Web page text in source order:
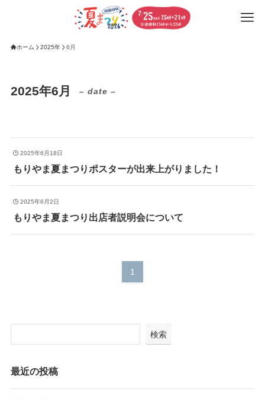
ホーム 2025年 6月
2025年6月 – date –
2025年6月18日
もりやま夏まつりポスターが出来上がりました！
2025年6月2日
もりやま夏まつり出店者説明会について
1
検索
最近の投稿